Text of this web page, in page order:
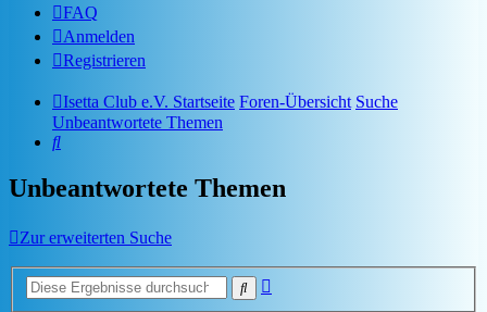
FAQ
Anmelden
Registrieren
Isetta Club e.V. Startseite Foren-Übersicht Suche
Unbeantwortete Themen
Suche
Unbeantwortete Themen
Zur erweiterten Suche
Suche